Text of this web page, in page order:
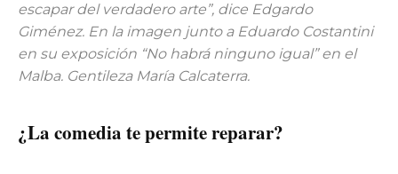
escapar del verdadero arte”, dice Edgardo
Giménez. En la imagen junto a Eduardo Costantini
en su exposición “No habrá ninguno igual” en el
Malba. Gentileza María Calcaterra.
¿La comedia te permite reparar?